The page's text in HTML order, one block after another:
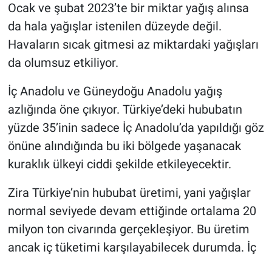
Ocak ve şubat 2023’te bir miktar yağış alınsa
da hala yağışlar istenilen düzeyde değil.
Havaların sıcak gitmesi az miktardaki yağışları
da olumsuz etkiliyor.
İç Anadolu ve Güneydoğu Anadolu yağış
azlığında öne çıkıyor. Türkiye’deki hububatın
yüzde 35’inin sadece İç Anadolu’da yapıldığı göz
önüne alındığında bu iki bölgede yaşanacak
kuraklık ülkeyi ciddi şekilde etkileyecektir.
Zira Türkiye’nin hububat üretimi, yani yağışlar
normal seviyede devam ettiğinde ortalama 20
milyon ton civarında gerçekleşiyor. Bu üretim
ancak iç tüketimi karşılayabilecek durumda. İç